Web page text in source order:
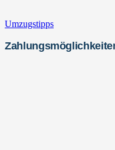
Umzugstipps